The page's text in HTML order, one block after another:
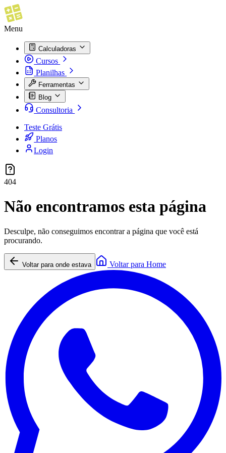
Menu
Calculadoras
Cursos
Planilhas
Ferramentas
Blog
Consultoria
Teste Grátis
Planos
Login
404
Não encontramos esta página
Desculpe, não conseguimos encontrar a página que você está
procurando.
Voltar para onde estava Voltar para Home